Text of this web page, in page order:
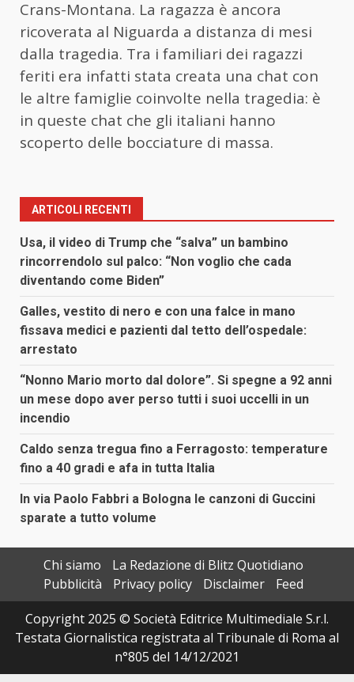
Crans-Montana. La ragazza è ancora
ricoverata al Niguarda a distanza di mesi
dalla tragedia. Tra i familiari dei ragazzi
feriti era infatti stata creata una chat con
le altre famiglie coinvolte nella tragedia: è
in queste chat che gli italiani hanno
scoperto delle bocciature di massa.
ARTICOLI RECENTI
Usa, il video di Trump che “salva” un bambino
rincorrendolo sul palco: “Non voglio che cada
diventando come Biden”
Galles, vestito di nero e con una falce in mano
fissava medici e pazienti dal tetto dell’ospedale:
arrestato
“Nonno Mario morto dal dolore”. Si spegne a 92 anni
un mese dopo aver perso tutti i suoi uccelli in un
incendio
Caldo senza tregua fino a Ferragosto: temperature
fino a 40 gradi e afa in tutta Italia
In via Paolo Fabbri a Bologna le canzoni di Guccini
sparate a tutto volume
Chi siamo
La Redazione di Blitz Quotidiano
Pubblicità
Privacy policy Disclaimer
Feed
Copyright 2025 © Società Editrice Multimediale S.r.l.
Testata Giornalistica registrata al Tribunale di Roma al
n°805 del 14/12/2021